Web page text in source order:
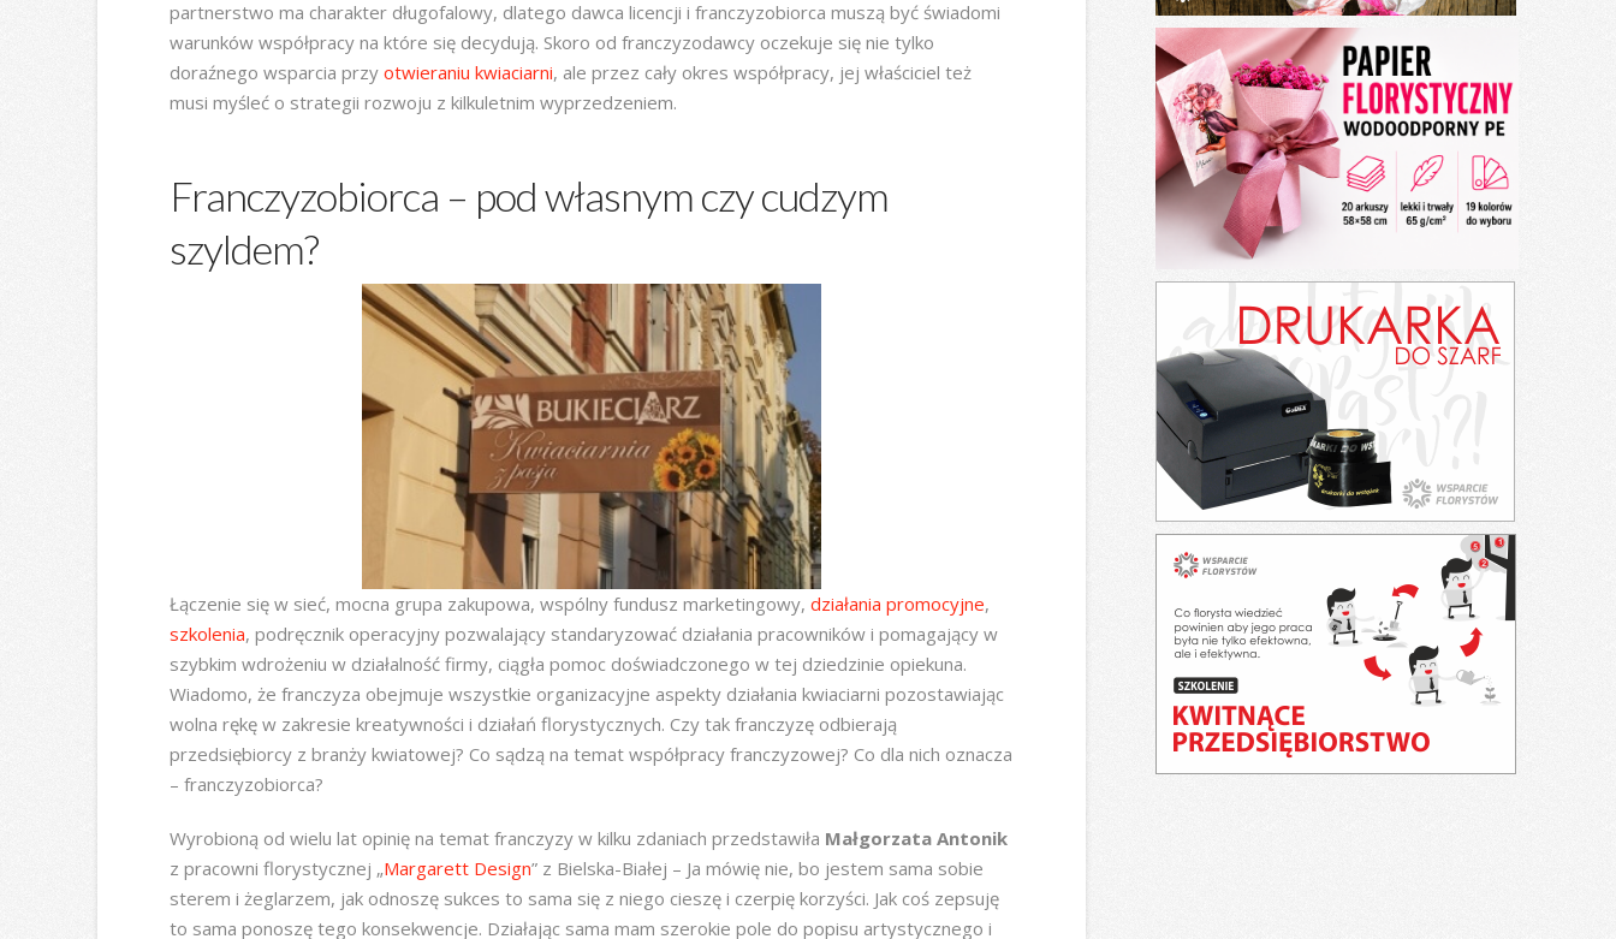
partnerstwo ma charakter długofalowy, dlatego dawca licencji i franczyzobiorca muszą być świadomi
warunków współpracy na które się decydują. Skoro od franczyzodawcy oczekuje się nie tylko
doraźnego wsparcia przy otwieraniu kwiaciarni, ale przez cały okres współpracy, jej właściciel też
musi myśleć o strategii rozwoju z kilkuletnim wyprzedzeniem.
Franczyzobiorca – pod własnym czy cudzym
szyldem?
Łączenie się w sieć, mocna grupa zakupowa, wspólny fundusz marketingowy, działania promocyjne,
szkolenia, podręcznik operacyjny pozwalający standaryzować działania pracowników i pomagający w
szybkim wdrożeniu w działalność firmy, ciągła pomoc doświadczonego w tej dziedzinie opiekuna.
Wiadomo, że franczyza obejmuje wszystkie organizacyjne aspekty działania kwiaciarni pozostawiając
wolna rękę w zakresie kreatywności i działań florystycznych. Czy tak franczyzę odbierają
przedsiębiorcy z branży kwiatowej? Co sądzą na temat współpracy franczyzowej? Co dla nich oznacza
– franczyzobiorca?
Wyrobioną od wielu lat opinię na temat franczyzy w kilku zdaniach przedstawiła Małgorzata Antonik
z pracowni florystycznej „Margarett Design” z Bielska-Białej – Ja mówię nie, bo jestem sama sobie
sterem i żeglarzem, jak odnoszę sukces to sama się z niego cieszę i czerpię korzyści. Jak coś zepsuję
to sama ponoszę tego konsekwencje. Działając sama mam szerokie pole do popisu artystycznego i